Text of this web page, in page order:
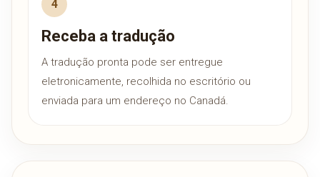
Receba a tradução
A tradução pronta pode ser entregue
eletronicamente, recolhida no escritório ou
enviada para um endereço no Canadá.